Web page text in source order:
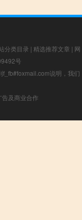
分类目录 | 精选推荐文章 | 网
号
f_fb#foxmail.com说明，我们
及商业合作